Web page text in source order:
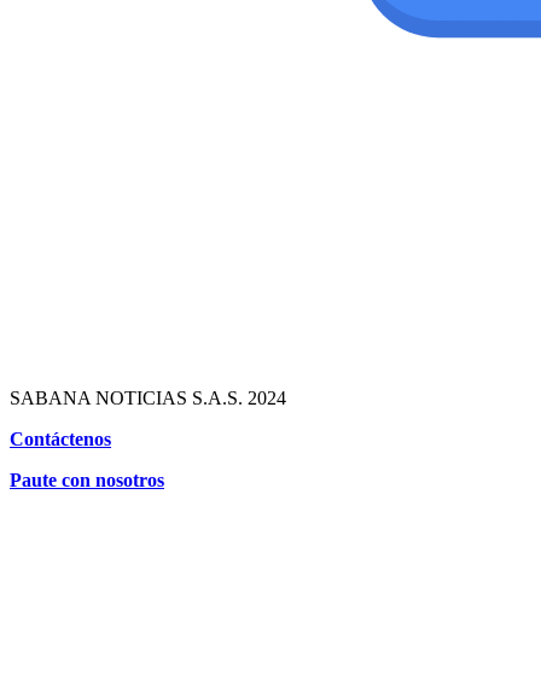
SABANA NOTICIAS S.A.S. 2024
Contáctenos
Paute con nosotros